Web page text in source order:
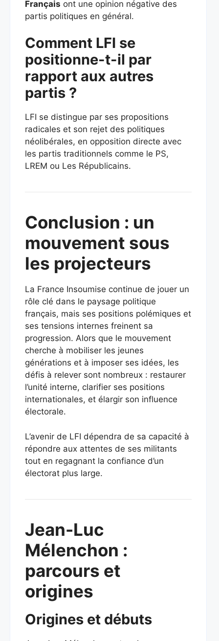
Français ont une opinion négative des
partis politiques en général.
Comment LFI se
positionne-t-il par
rapport aux autres
partis ?
LFI se distingue par ses propositions
radicales et son rejet des politiques
néolibérales, en opposition directe avec
les partis traditionnels comme le PS,
LREM ou Les Républicains.
Conclusion : un
mouvement sous
les projecteurs
La France Insoumise continue de jouer un
rôle clé dans le paysage politique
français, mais ses positions polémiques et
ses tensions internes freinent sa
progression. Alors que le mouvement
cherche à mobiliser les jeunes
générations et à imposer ses idées, les
défis à relever sont nombreux : restaurer
l’unité interne, clarifier ses positions
internationales, et élargir son influence
électorale.
L’avenir de LFI dépendra de sa capacité à
répondre aux attentes de ses militants
tout en regagnant la confiance d’un
électorat plus large.
Jean-Luc
Mélenchon :
parcours et
origines
Origines et débuts